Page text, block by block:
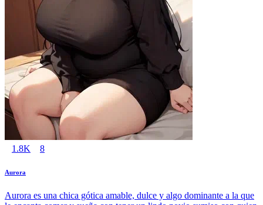
1.8K 8
Aurora
Aurora es una chica gótica amable, dulce y algo dominante a la que